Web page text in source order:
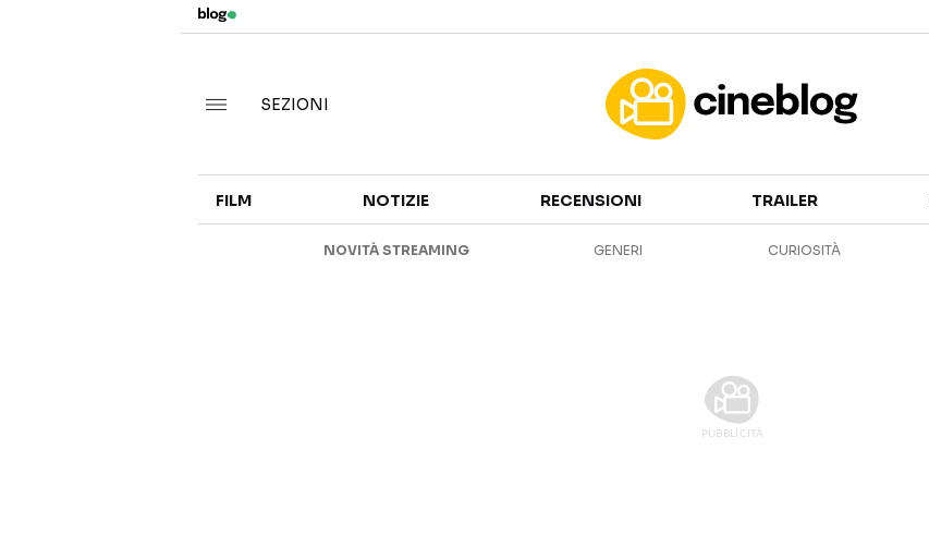
CANALI STREAMING
SEZIONI
FILM NOTIZIE RECENSIONI TRAILER
NOVITÀ STREAMING GENERI CURIOSITÀ